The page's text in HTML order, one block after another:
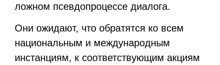
ложном псевдопроцессе диалога.
Они ожидают, что обратятся ко всем
национальным и международным
инстанциям, к соответствующим акциям